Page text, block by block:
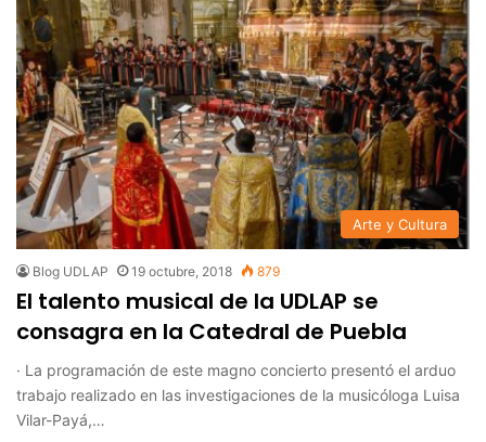
Arte y Cultura
Blog UDLAP 19 octubre, 2018 879
El talento musical de la UDLAP se
consagra en la Catedral de Puebla
· La programación de este magno concierto presentó el arduo
trabajo realizado en las investigaciones de la musicóloga Luisa
Vilar-Payá,…